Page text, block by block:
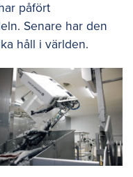
påfört
Senare har den
håll i världen.